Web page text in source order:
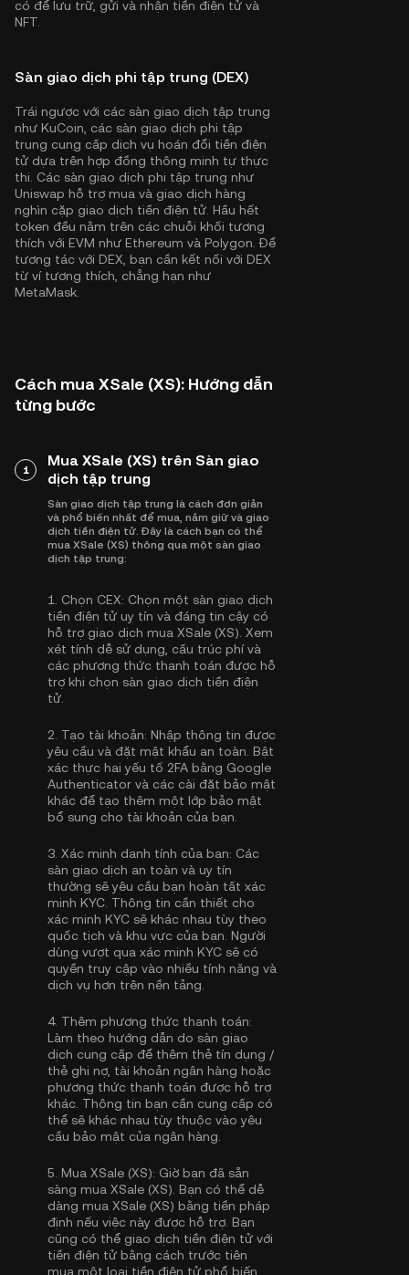
có để lưu trữ, gửi và nhận tiền điện tử và
NFT.
Sàn giao dịch phi tập trung (DEX)
Trái ngược với các sàn giao dịch tập trung
như KuCoin, các sàn giao dịch phi tập
trung cung cấp dịch vụ hoán đổi tiền điện
tử dựa trên hợp đồng thông minh tự thực
thi. Các sàn giao dịch phi tập trung như
Uniswap hỗ trợ mua và giao dịch hàng
nghìn cặp giao dịch tiền điện tử. Hầu hết
token đều nằm trên các chuỗi khối tương
thích với EVM như Ethereum và Polygon . Để
tương tác với DEX, bạn cần kết nối với DEX
từ ví tương thích, chẳng hạn như
MetaMask.
Cách mua XSale (XS): Hướng dẫn
từng bước
1
Mua XSale (XS) trên Sàn giao
dịch tập trung
Sàn giao dịch tập trung là cách đơn giản
và phổ biến nhất để mua, nắm giữ và giao
dịch tiền điện tử. Đây là cách bạn có thể
mua XSale (XS) thông qua một sàn giao
dịch tập trung:
1. Chọn CEX: Chọn một sàn giao dịch
tiền điện tử uy tín và đáng tin cậy có
hỗ trợ giao dịch mua XSale (XS). Xem
xét tính dễ sử dụng, cấu trúc phí và
các phương thức thanh toán được hỗ
trợ khi chọn sàn giao dịch tiền điện
tử.
2. Tạo tài khoản: Nhập thông tin được
yêu cầu và đặt mật khẩu an toàn. Bật
xác thực hai yếu tố 2FA bằng Google
Authenticator và các cài đặt bảo mật
khác để tạo thêm một lớp bảo mật
bổ sung cho tài khoản của bạn.
3. Xác minh danh tính của bạn: Các
sàn giao dịch an toàn và uy tín
thường sẽ yêu cầu bạn hoàn tất xác
minh KYC . Thông tin cần thiết cho
xác minh KYC sẽ khác nhau tùy theo
quốc tịch và khu vực của bạn. Người
dùng vượt qua xác minh KYC sẽ có
quyền truy cập vào nhiều tính năng và
dịch vụ hơn trên nền tảng.
4. Thêm phương thức thanh toán:
Làm theo hướng dẫn do sàn giao
dịch cung cấp để thêm thẻ tín dụng /
thẻ ghi nợ, tài khoản ngân hàng hoặc
phương thức thanh toán được hỗ trợ
khác. Thông tin bạn cần cung cấp có
thể sẽ khác nhau tùy thuộc vào yêu
cầu bảo mật của ngân hàng.
5. Mua XSale (XS): Giờ bạn đã sẵn
sàng mua XSale (XS). Bạn có thể dễ
dàng mua XSale (XS) bằng tiền pháp
định nếu việc này được hỗ trợ. Bạn
cũng có thể giao dịch tiền điện tử với
tiền điện tử bằng cách trước tiên
mua một loại tiền điện tử phổ biến